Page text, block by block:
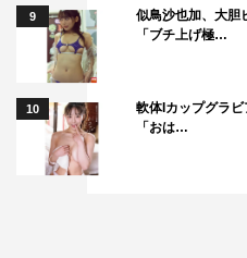
9
似鳥沙也加、大
「ブチ上げ極…
10
軟体Iカップグラ
「おは…